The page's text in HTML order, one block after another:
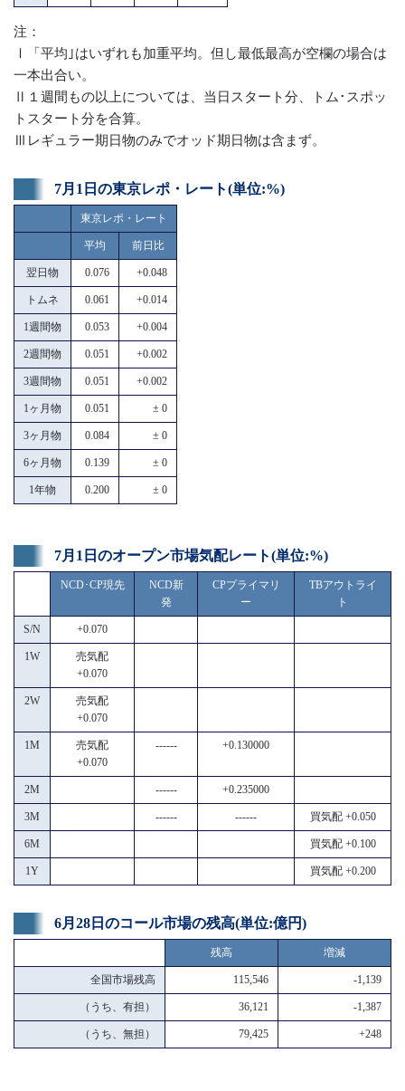
注：
Ⅰ「平均｣はいずれも加重平均。但し最低最高が空欄の場合は
一本出合い。
Ⅱ１週間もの以上については、当日スタート分、トム･スポッ
トスタート分を合算。
Ⅲレギュラー期日物のみでオッド期日物は含まず。
7月1日の東京レポ・レート(単位:%)
東京レポ・レート
平均 前日比
翌日物 0.076 +0.048
トムネ 0.061 +0.014
1週間物 0.053 +0.004
2週間物 0.051 +0.002
3週間物 0.051 +0.002
1ヶ月物 0.051 ± 0
3ヶ月物 0.084 ± 0
6ヶ月物 0.139 ± 0
1年物 0.200 ± 0
7月1日のオープン市場気配レート(単位:%)
NCD･CP現先
NCD新
発
CPプライマリ
ー
TBアウトライ
ト
S/N +0.070
1W
売気配
+0.070
2W
売気配
+0.070
1M
売気配
+0.070
------ +0.130000
2M ------ +0.235000
3M ------ ------ 買気配 +0.050
6M 買気配 +0.100
1Y 買気配 +0.200
6月28日のコール市場の残高(単位:億円)
残高 増減
全国市場残高 115,546 -1,139
（うち、有担） 36,121 -1,387
（うち、無担） 79,425 +248